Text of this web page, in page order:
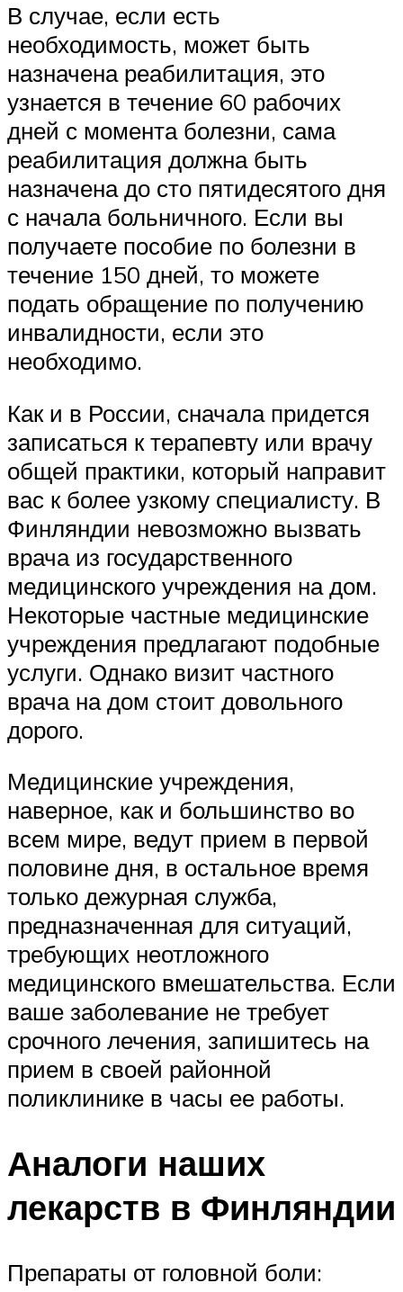
В случае, если есть
необходимость, может быть
назначена реабилитация, это
узнается в течение 60 рабочих
дней с момента болезни, сама
реабилитация должна быть
назначена до сто пятидесятого дня
с начала больничного. Если вы
получаете пособие по болезни в
течение 150 дней, то можете
подать обращение по получению
инвалидности, если это
необходимо.
Как и в России, сначала придется
записаться к терапевту или врачу
общей практики, который направит
вас к более узкому специалисту. В
Финляндии невозможно вызвать
врача из государственного
медицинского учреждения на дом.
Некоторые частные медицинские
учреждения предлагают подобные
услуги. Однако визит частного
врача на дом стоит довольного
дорого.
Медицинские учреждения,
наверное, как и большинство во
всем мире, ведут прием в первой
половине дня, в остальное время
только дежурная служба,
предназначенная для ситуаций,
требующих неотложного
медицинского вмешательства. Если
ваше заболевание не требует
срочного лечения, запишитесь на
прием в своей районной
поликлинике в часы ее работы.
Аналоги наших
лекарств в Финляндии
Препараты от головной боли: